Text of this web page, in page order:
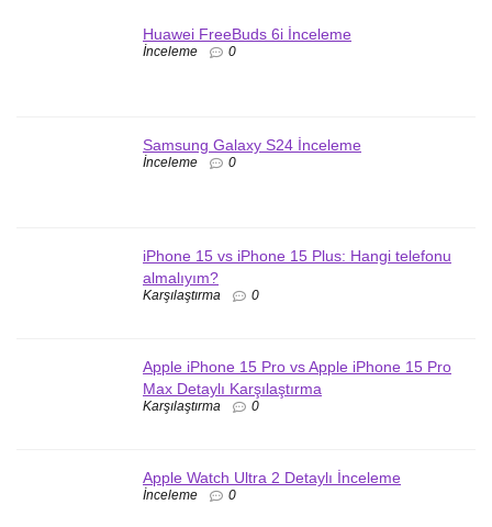
Huawei FreeBuds 6i İnceleme
İnceleme 0
Samsung Galaxy S24 İnceleme
İnceleme 0
iPhone 15 vs iPhone 15 Plus: Hangi telefonu
almalıyım?
Karşılaştırma 0
Apple iPhone 15 Pro vs Apple iPhone 15 Pro
Max Detaylı Karşılaştırma
Karşılaştırma 0
Apple Watch Ultra 2 Detaylı İnceleme
İnceleme 0